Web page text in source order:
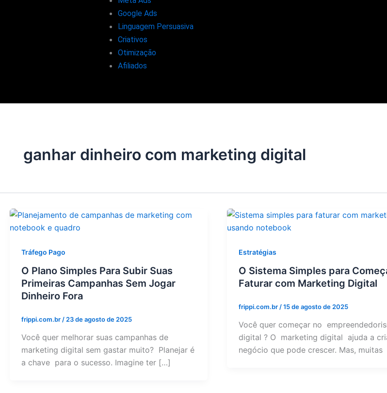
Google Ads
Linguagem Persuasiva
Criativos
Otimização
Afiliados
ganhar dinheiro com marketing digital
Tráfego Pago
O Plano Simples Para Subir Suas
Primeiras Campanhas Sem Jogar
Dinheiro Fora
frippi.com.br / 23 de agosto de 2025
Você quer melhorar suas campanhas de
marketing digital sem gastar muito? Planejar é
a chave para o sucesso. Imagine ter […]
Estratégias
O Sistema Simples para
Faturar com Marketing Digital
frippi.com.br /15 de agosto de 2025
Você quer começar no
digital ? O marketing digital ajuda a
negócio que pode crescer. Mas, muitas